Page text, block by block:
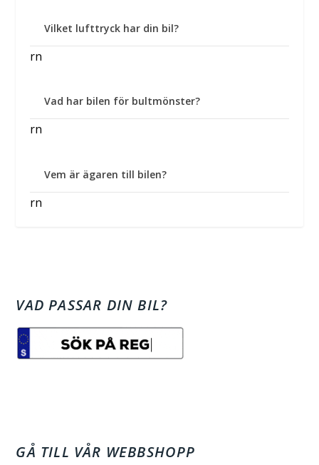
Vilket lufttryck har din bil?
rn
Vad har bilen för bultmönster?
rn
Vem är ägaren till bilen?
rn
VAD PASSAR DIN BIL?
GÅ TILL VÅR WEBBSHOPP